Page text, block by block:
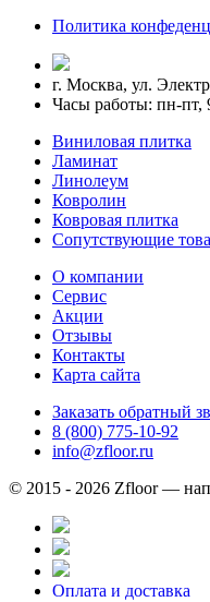
Политика
г. Москва, ул.
Часы работы: пн-пт,
Виниловая плитка
Ламинат
Линолеум
Ковролин
Ковровая плитка
Сопутствующие
О компании
Сервис
Акции
Отзывы
Контакты
Карта сайта
Заказать обратный
8 (800) 775-10-92
info@zfloor.ru
© 2015 - 2026 Zfloor —
Оплата и доставка